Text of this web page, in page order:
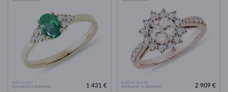
ŽLTÉ ZLATO
SMARAGD & DIAMANT
1 431 €
RUŽOVÉ ZLATO
MORGANIT & DIAMANT
2 909 €